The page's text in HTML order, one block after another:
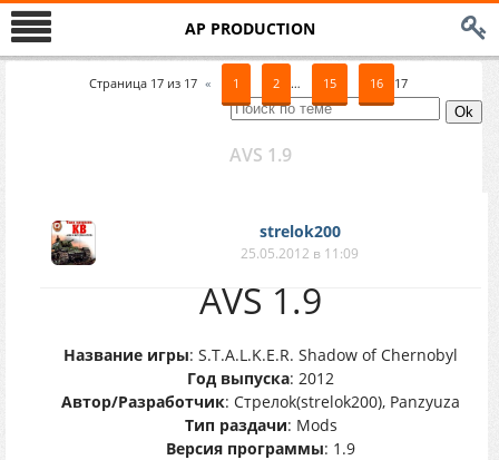
AP PRODUCTION
Страница 17из 17 « 1 2 … 15 16 17
AVS 1.9
strelok200
25.05.2012 в 11:09
AVS 1.9
Название игры: S.T.A.L.K.E.R. Shadow of Chernobyl
Год выпуска: 2012
Автор/Разработчик: Стрелоk(strelok200), Panzyuza
Тип раздачи: Mods
Версия программы: 1.9